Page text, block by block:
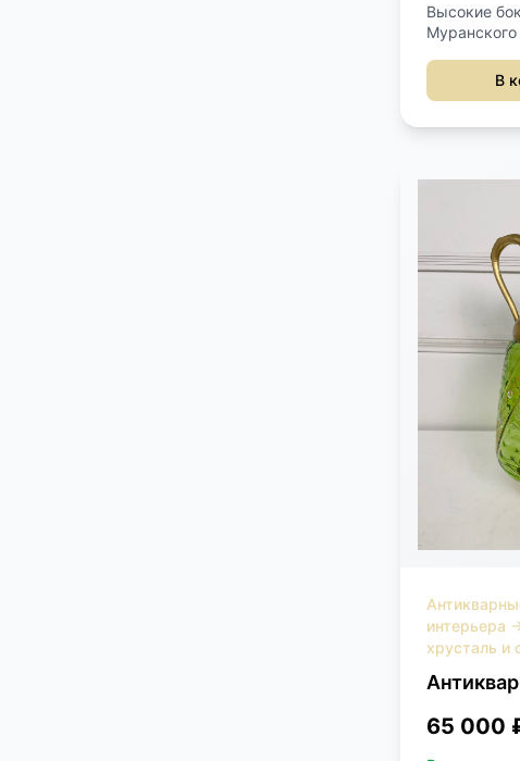
Высокие
Муранского
В
интерьера
хрусталь и
65 000